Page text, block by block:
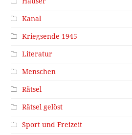
Kanal
Kriegsende 1945
Literatur
Menschen
Rätsel
Rätsel gelöst
Sport und Freizeit